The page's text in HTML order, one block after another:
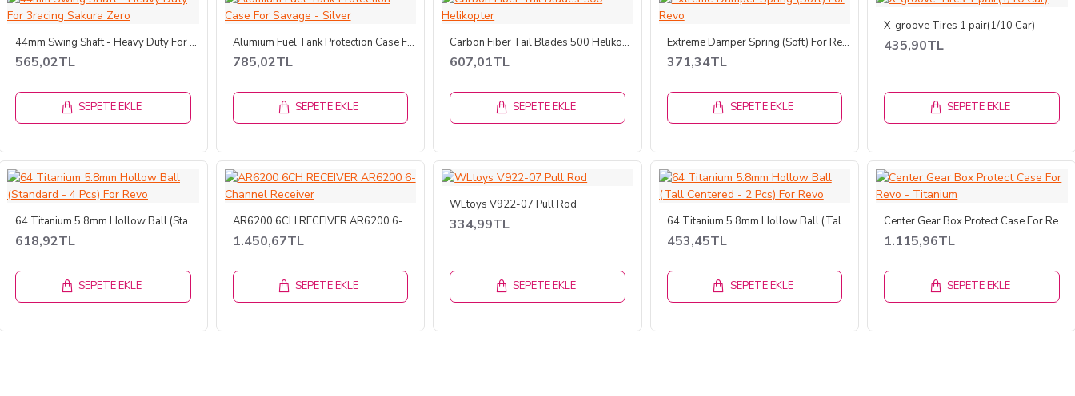
44mm Swing Shaft - Heavy Duty For 3racing Sakura Zero
565,02TL
SEPETE EKLE
Alumium Fuel Tank Protection Case For Savage - Silver
785,02TL
SEPETE EKLE
Carbon Fiber Tail Blades 500 Helikopter
607,01TL
SEPETE EKLE
Extreme Damper Spring (Soft) For Revo
371,34TL
SEPETE EKLE
X-groove Tires 1 pair(1/10 Car)
435,90TL
SEPETE EKLE
64 Titanium 5.8mm Hollow Ball (Standard - 4 Pcs) For Revo
618,92TL
SEPETE EKLE
AR6200 6CH RECEIVER AR6200 6-Channel Receiver
1.450,67TL
SEPETE EKLE
WLtoys V922-07 Pull Rod
334,99TL
SEPETE EKLE
64 Titanium 5.8mm Hollow Ball (Tall Centered - 2 Pcs) For Revo
453,45TL
SEPETE EKLE
Center Gear Box Protect Case For Revo - Titanium
1.115,96TL
SEPETE EKLE